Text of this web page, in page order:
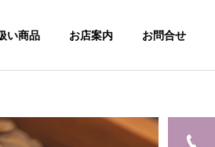
い商品 お店案内 お問合せ
ご案内一覧